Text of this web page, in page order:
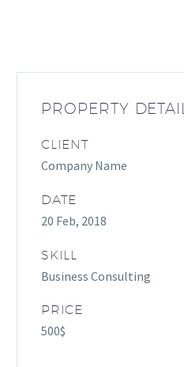
PROPERTY DETAIL
CLIENT
Company Name
DATE
20 Feb, 2018
SKILL
Business Consulting
PRICE
500$